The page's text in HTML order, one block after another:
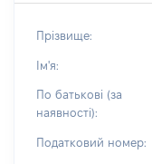
Прізвище:
Ім'я:
По батькові (за
наявності):
Податковий номер: